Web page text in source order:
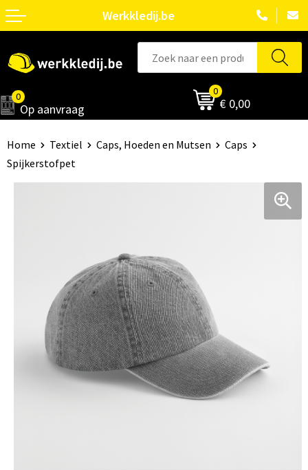
Werkkledij.be
0
Op aanvraag
0
€ 0,00
Home Textiel Caps, Hoeden en Mutsen
Caps
Spijkerstofpet